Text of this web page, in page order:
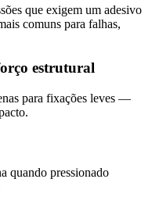
que exigem um adesivo
comuns para falhas,
estrutural
para fixações leves —
quando pressionado